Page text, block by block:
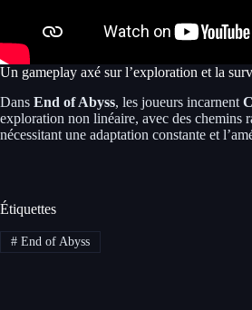
Un gameplay axé sur l’exploration et la
Dans End of Abyss, les joueurs incarnent
exploration non linéaire, avec des chemins
nécessitant une adaptation constante et
Étiquettes
#End of Abyss